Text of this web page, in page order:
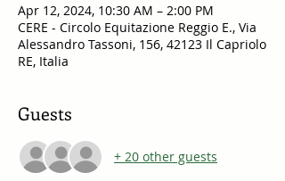
Apr 12, 2024, 10:30 AM – 2:00 PM
CERE - Circolo Equitazione Reggio E., Via
Alessandro Tassoni, 156, 42123 Il Capriolo
RE, Italia
Guests
+ 20 other guests